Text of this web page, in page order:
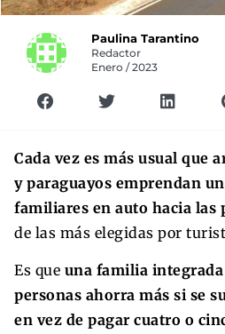
Paulina Tarantino
Redactor
Enero / 2023
Cada vez es más usual que
y paraguayos emprendan
familiares en auto hacia las
de las más elegidas por
Es que una familia
personas ahorra más si se
en vez de pagar cuatro o